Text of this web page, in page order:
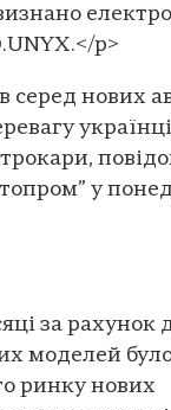
p>
серед нових
у
за рахунок
моделей
ринку нових